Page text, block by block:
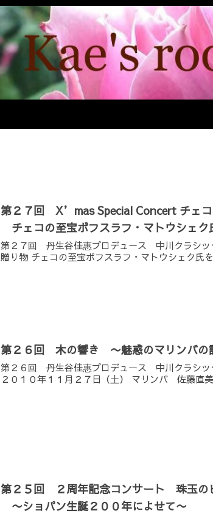
第２７回 X’mas Special Concert チェコ
チェコの至宝ボフスラフ・マトウシェク
第２７回 丹生谷佳惠プロデュース 中川クラシッ
贈り物 チェコの至宝ボフスラフ・マトウシェク
第２６回 木の響き 〜魅惑のマリンバの
第２６回 丹生谷佳惠プロデュース 中川クラシッ
２０１０年１１月２７日（土） マリンバ 佐藤直
第２５回 ２周年記念コンサート 珠玉の
〜ショパン生誕２００年によせて〜